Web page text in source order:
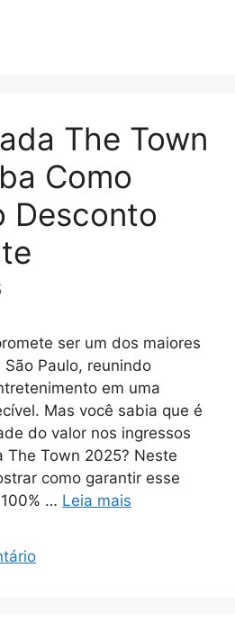
The Town
Como
Desconto
ser um dos maiores
Paulo, reunindo
em uma
Mas você sabia que é
do valor nos ingressos
The Town 2025? Neste
como garantir esse
… Leia mais